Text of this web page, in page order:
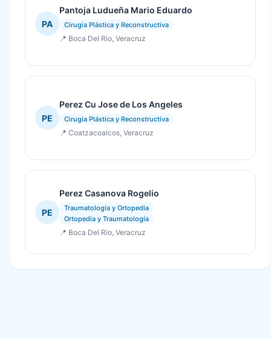
PA
Pantoja Ludueña Mario Eduardo
Cirugia Plástica y Reconstructiva
📍 Boca Del Rio, Veracruz
PE
Perez Cu Jose de Los Angeles
Cirugia Plástica y Reconstructiva
📍 Coatzacoalcos, Veracruz
PE
Perez Casanova Rogelio
Traumatología y Ortopedia
Ortopedia y Traumatología
📍 Boca Del Rio, Veracruz